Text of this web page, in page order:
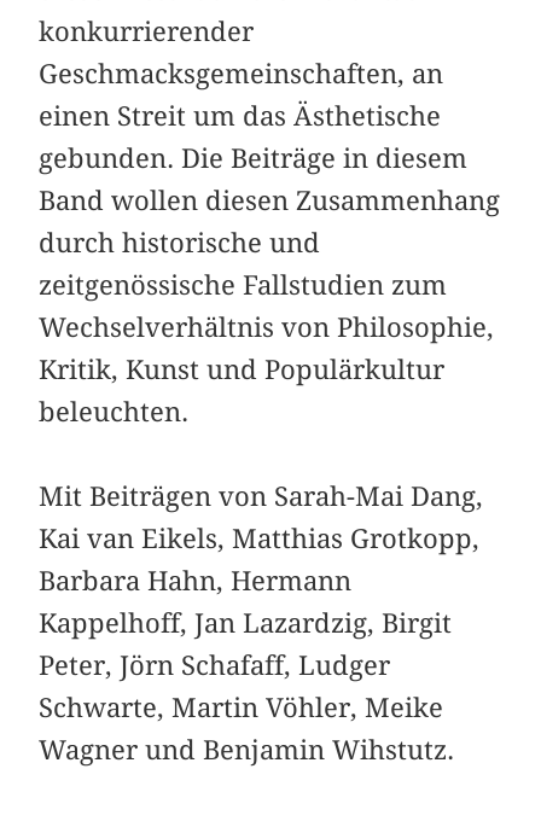
konkurrierender
Geschmacksgemeinschaften, an
einen Streit um das Ästhetische
gebunden. Die Beiträge in diesem
Band wollen diesen Zusammenhang
durch historische und
zeitgenössische Fallstudien zum
Wechselverhältnis von Philosophie,
Kritik, Kunst und Populärkultur
beleuchten.
Mit Beiträgen von Sarah-Mai Dang,
Kai van Eikels, Matthias Grotkopp,
Barbara Hahn, Hermann
Kappelhoff, Jan Lazardzig, Birgit
Peter, Jörn Schafaff, Ludger
Schwarte, Martin Vöhler, Meike
Wagner und Benjamin Wihstutz.